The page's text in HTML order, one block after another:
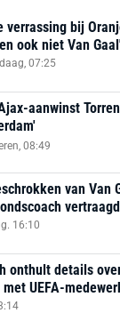
verrassing bij
ook niet Van
07:25
aanwinst
08:49
van Van
16:10
onthult details
UEFA-